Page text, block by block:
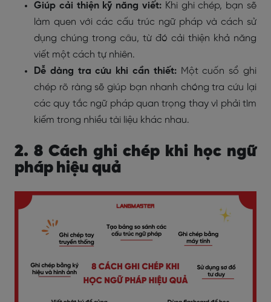
Giúp cải thiện kỹ năng viết: Khi ghi chép, bạn sẽ
làm quen với các cấu trúc ngữ pháp và cách sử
dụng chúng trong câu, từ đó cải thiện khả năng
viết một cách tự nhiên.
Dễ dàng tra cứu khi cần thiết:Một cuốn sổ ghi
chép rõ ràng sẽ giúp bạn nhanh chóng tra cứu lại
các quy tắc ngữ pháp quan trọng thay vì phải tìm
kiếm trong nhiều tài liệu khác nhau.
2. 8 Cách ghi chép khi học ngữ
pháp hiệu quả